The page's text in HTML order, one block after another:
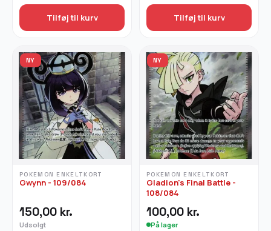
Tilføj til kurv Tilføj til kurv
NY
POKEMON ENKELTKORT
Gwynn - 109/084
150,00 kr.
Udsolgt
NY
POKEMON ENKELTKORT
Gladion's Final Battle -
108/084
100,00 kr.
På lager